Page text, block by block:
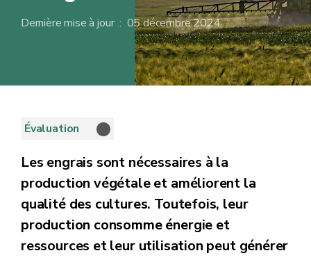
Dernière mise à jour : 05 décembre 2024
Évaluation
Les engrais sont nécessaires à la
production végétale et améliorent la
qualité des cultures. Toutefois, leur
production consomme énergie et
ressources et leur utilisation peut générer